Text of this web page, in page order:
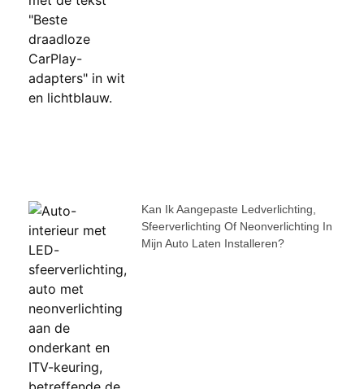
Kan Ik Aangepaste Ledverlichting,
Sfeerverlichting Of Neonverlichting In
Mijn Auto Laten Installeren?